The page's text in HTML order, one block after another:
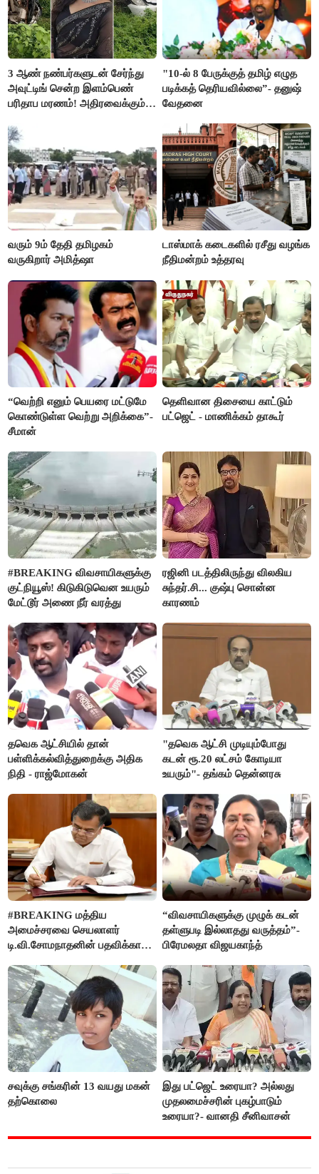
3 ஆண் நண்பர்களுடன் சேர்ந்து
அவுட்டிங் சென்ற இளம்பெண்
பரிதாப மரணம்! அதிரவைக்கும்
"10-ல் 8 பேருக்குத் தமிழ் எழுத
படிக்கத் தெரியவில்லை”- தனுஷ்
வேதனை
வரும் 9ம் தேதி தமிழகம்
வருகிறார் அமித்ஷா
டாஸ்மாக் கடைகளில் ரசீது வழங்க
நீதிமன்றம் உத்தரவு
“வெற்றி எனும் பெயரை மட்டுமே
கொண்டுள்ள வெற்று அறிக்கை”-
சீமான்
தெளிவான திசையை காட்டும்
பட்ஜெட் - மாணிக்கம் தாகூர்
#BREAKING விவசாயிகளுக்கு
குட்நியூஸ்! கிடுகிடுவென உயரும்
மேட்டூர் அணை நீர் வரத்து
ரஜினி படத்திலிருந்து விலகிய
சுந்தர்.சி... குஷ்பு சொன்ன
காரணம்
தவெக ஆட்சியில் தான்
பள்ளிக்கல்வித்துறைக்கு அதிக
நிதி - ராஜ்மோகன்
"தவெக ஆட்சி முடியும்போது
கடன் ரூ.20 லட்சம் கோடியா
உயரும்"- தங்கம் தென்னரசு
#BREAKING மத்திய
அமைச்சரவை செயலாளர்
டி.வி.சோமநாதனின் பதவிக்காலம்
“விவசாயிகளுக்கு முழுக் கடன்
தள்ளுபடி இல்லாதது வருத்தம்”-
பிரேமலதா விஜயகாந்த்
சவுக்கு சங்கரின் 13 வயது மகன்
தற்கொலை
இது பட்ஜெட் உரையா? அல்லது
முதலமைச்சரின் புகழ்பாடும்
உரையா?- வானதி சீனிவாசன்